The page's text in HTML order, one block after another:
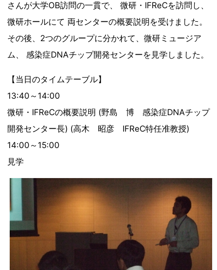
さんが大学OB訪問の一貫で、 微研・IFReCを訪問し、
微研ホールにて 両センターの概要説明を受けました。
その後、2つのグループに分かれて、微研ミュージア
ム、 感染症DNAチップ開発センターを見学しました。
【当日のタイムテーブル】
13:40～14:00
微研・IFReCの概要説明 (野島 博 感染症DNAチップ
開発センター長) (高木 昭彦 IFReC特任准教授)
14:00～15:00
見学